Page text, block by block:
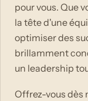
pour vous. Que
la tête d'une
optimiser des
brillamment
un leadership
Offrez-vous dès